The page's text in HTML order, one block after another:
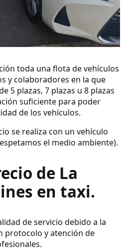
toda una flota de vehículos
y colaboradores en la que
5 plazas, 7 plazas u 8 plazas
suficiente para poder
de los vehículos.
se realiza con un vehículo
el medio ambiente).
de La
en taxi.
de servicio debido a la
protocolo y atención de